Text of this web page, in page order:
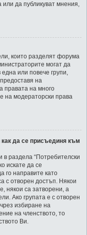
или да публикуват мнения,
които разделят форума
могат да
или повече групи,
на
правата на много
на модераторски права
как да се присъединя към
в раздела “Потребителски
искате да се
го направите като
с отворен достъп. Някои
някои са затворени, а
Ако групата е с отворен
избиране на
на членството, то
Ви.